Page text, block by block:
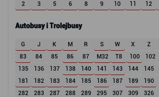
2 3 5 6 8 9 10 11 12
Autobusy i Trolejbusy
G J K M R S W X Z
83
84 85 86 87 M32 T8 100 102
135
136 137 138 140 141 143 144 145
181
182 183 184 185 186 187 189 190
282
283 287 288 289 295 307 309 326